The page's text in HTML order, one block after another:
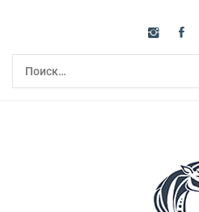
содержимому
Найти: